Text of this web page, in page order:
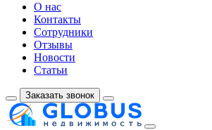
О нас
Контакты
Сотрудники
Отзывы
Новости
Статьи
Заказать звонок